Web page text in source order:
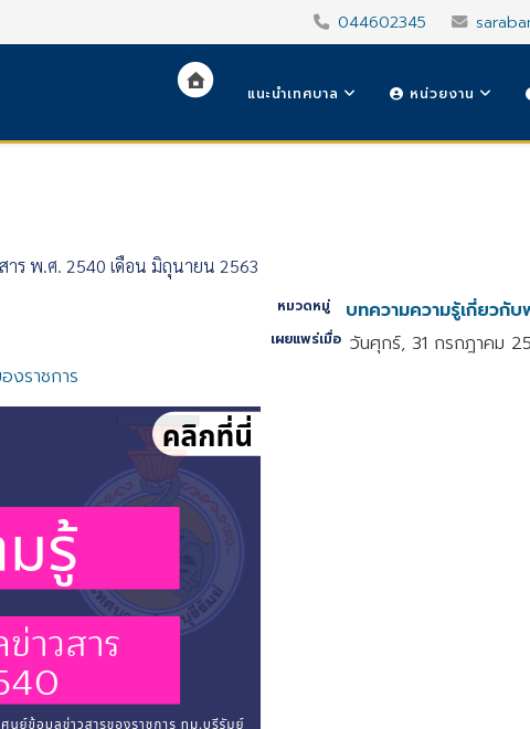
044602345
แนะนำเทศบาล หน่วยงาน
ร พ.ศ. 2540 เดือน มิถุนายน 2563
หมวดหมู่ บทความความรู้เกี่ยวกั
เผยแพร่เมื่อ วันศุกร์, 31 กรกฎาคม
งราชการ